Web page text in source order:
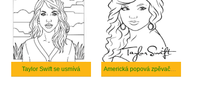
Taylor Swift se usmívá Americká popová zpěvačka Taylor Swift